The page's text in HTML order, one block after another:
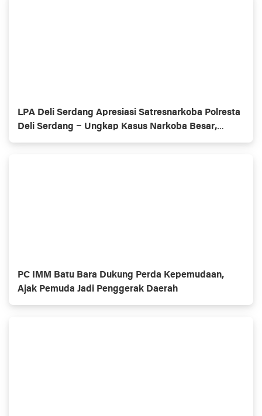
LPA Deli Serdang Apresiasi Satresnarkoba Polresta
Deli Serdang – Ungkap Kasus Narkoba Besar,
Selamatkan 250 Ribu Jiwa
PC IMM Batu Bara Dukung Perda Kepemudaan,
Ajak Pemuda Jadi Penggerak Daerah